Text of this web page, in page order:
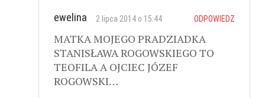
ewelina 2 lipca 2014 o 15:44 ODPOWIEDZ
MATKA MOJEGO PRADZIADKA
STANISŁAWA ROGOWSKIEGO TO
TEOFILA A OJCIEC JÓZEF
ROGOWSKI…